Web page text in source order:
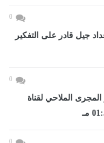
0
جيل قادر على التفكير
0
الملاحي لقناة
0